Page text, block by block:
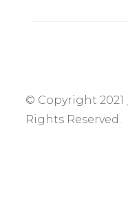
© Copyright 2021
Rights Reserved.